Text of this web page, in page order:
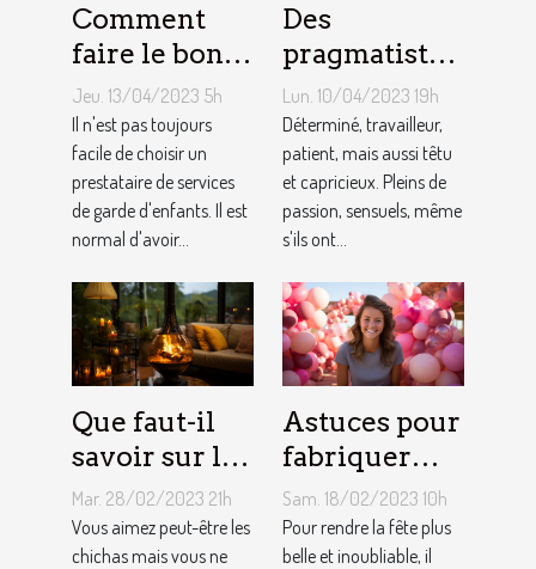
Comment
faire le bon
choix entre
une crèche et
une
assistante
maternelle ?
Jeu. 13/04/2023 5h
Il n'est pas toujours
facile de choisir un
prestataire de services
de garde d'enfants. Il est
normal d'avoir...
Des
pragmatistes
imaginatifs
et patients :
comment
sont les gens
du Taureau ?
Lun. 10/04/2023 19h
Déterminé, travailleur,
patient, mais aussi têtu
et capricieux. Pleins de
passion, sensuels, même
s'ils ont...
Que faut-il
savoir sur le
foyer chicha
?
Mar. 28/02/2023 21h
Vous aimez peut-être les
chichas mais vous ne
Astuces pour
fabriquer
une arche de
ballons
Sam. 18/02/2023 10h
Pour rendre la fête plus
belle et inoubliable, il